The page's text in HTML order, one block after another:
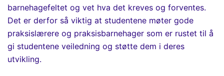
barnehagefeltet og vet hva det kreves og forventes.
Det er derfor så viktig at studentene møter gode
praksislærere og praksisbarnehager som er rustet til å
gi studentene veiledning og støtte dem i deres
utvikling.